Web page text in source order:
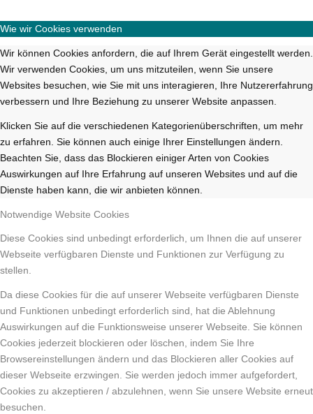
Wie wir Cookies verwenden
Wir können Cookies anfordern, die auf Ihrem Gerät eingestellt werden.
Wir verwenden Cookies, um uns mitzuteilen, wenn Sie unsere
Websites besuchen, wie Sie mit uns interagieren, Ihre Nutzererfahrung
verbessern und Ihre Beziehung zu unserer Website anpassen.
Klicken Sie auf die verschiedenen Kategorienüberschriften, um mehr
zu erfahren. Sie können auch einige Ihrer Einstellungen ändern.
Beachten Sie, dass das Blockieren einiger Arten von Cookies
Auswirkungen auf Ihre Erfahrung auf unseren Websites und auf die
Dienste haben kann, die wir anbieten können.
Notwendige Website Cookies
Diese Cookies sind unbedingt erforderlich, um Ihnen die auf unserer
Webseite verfügbaren Dienste und Funktionen zur Verfügung zu
stellen.
Da diese Cookies für die auf unserer Webseite verfügbaren Dienste
und Funktionen unbedingt erforderlich sind, hat die Ablehnung
Auswirkungen auf die Funktionsweise unserer Webseite. Sie können
Cookies jederzeit blockieren oder löschen, indem Sie Ihre
Browsereinstellungen ändern und das Blockieren aller Cookies auf
dieser Webseite erzwingen. Sie werden jedoch immer aufgefordert,
Cookies zu akzeptieren / abzulehnen, wenn Sie unsere Website erneut
besuchen.